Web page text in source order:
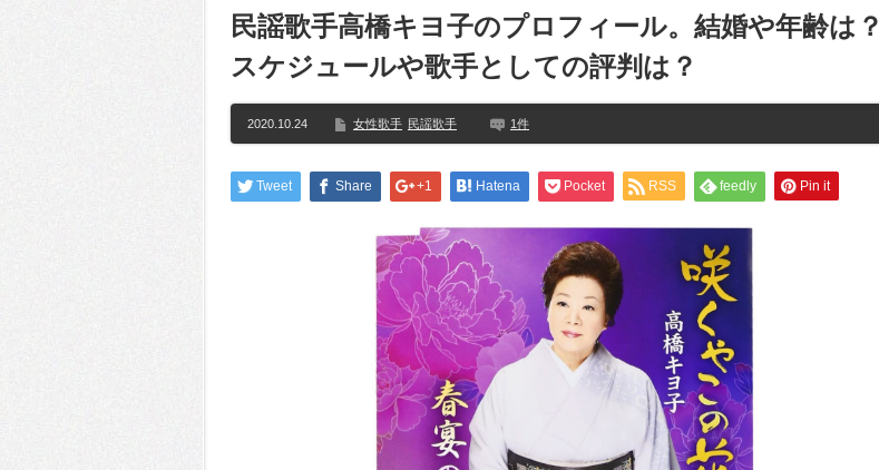
民謡歌手高橋キヨ子のプロフィール。結婚や年齢は？
スケジュールや歌手としての評判は？
2020.10.24 女性歌手 民謡歌手 1件
Tweet Share +1 Hatena Pocket RSS feedly Pin it